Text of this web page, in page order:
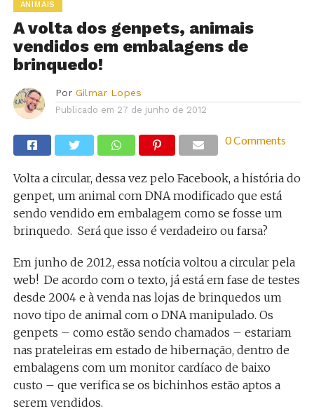
ANIMAIS
A volta dos genpets, animais
vendidos em embalagens de
brinquedo!
Por Gilmar Lopes
Publicado em 27 de junho de 2012
0 Comments
Volta a circular, dessa vez pelo Facebook, a história do
genpet, um animal com DNA modificado que está
sendo vendido em embalagem como se fosse um
brinquedo. Será que isso é verdadeiro ou farsa?
Em junho de 2012, essa notícia voltou a circular pela
web! De acordo com o texto, já está em fase de testes
desde 2004 e à venda nas lojas de brinquedos um
novo tipo de animal com o DNA manipulado. Os
genpets – como estão sendo chamados – estariam
nas prateleiras em estado de hibernação, dentro de
embalagens com um monitor cardíaco de baixo
custo – que verifica se os bichinhos estão aptos a
serem vendidos.